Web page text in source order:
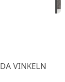
VINKELN